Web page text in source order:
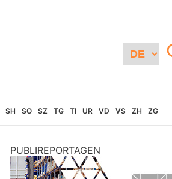
SH SO SZ TG TI UR VD VS ZH ZG
PUBLIREPORTAGEN